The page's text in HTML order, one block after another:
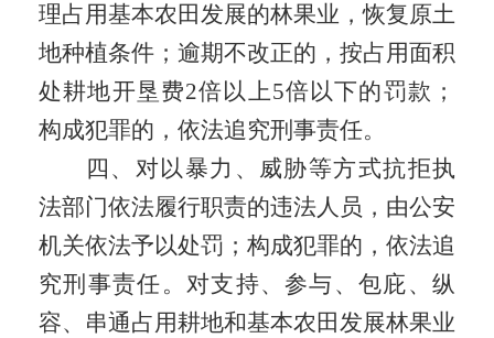
理占用基本农田发展的林果业，恢复原土
地种植条件 ； 逾期不改正的，按占用面积
处耕地开垦费2倍以上5倍以下的罚款 ；
构成犯罪的，依法追究刑事责任。
四、对以暴力、威胁等方式抗拒执
法部门依法履行职责的违法人员，由公安
机关依法予以处罚 ； 构成犯罪的，依法追
究刑事责任。对支持、参与、包庇、纵
容、串通占用耕地和基本农田发展林果业